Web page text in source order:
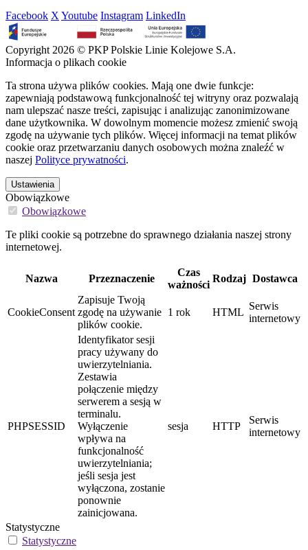
Facebook X Youtube Instagram LinkedIn
Copyright 2026 © PKP Polskie Linie Kolejowe S.A.
Informacja o plikach cookie
Ta strona używa plików cookies. Mają one dwie funkcje:
zapewniają podstawową funkcjonalność tej witryny oraz pozwalają
nam ulepszać nasze treści, zapisując i analizując zanonimizowane
dane użytkownika. W dowolnym momencie możesz zmienić swoją
zgodę na używanie tych plików. Więcej informacji na temat plików
cookie oraz przetwarzaniu danych osobowych można znaleźć w
naszej Polityce prywatności.
Ustawienia
Obowiązkowe
Obowiązkowe
Te pliki cookie są potrzebne do sprawnego działania naszej strony
internetowej.
Nazwa Przeznaczenie
Czas
ważności
Rodzaj Dostawca
CookieConsent
Zapisuje Twoją
zgodę na używanie
plików cookie.
1 rok HTML
Serwis
internetowy
PHPSESSID
Identyfikator sesji
pracy używany do
uwierzytelniania.
Zestawia
połączenie między
serwerem a sesją w
terminalu.
Wyłączenie
wpływa na
funkcjonalność
uwierzytelniania;
jeśli sesja jest
wyłączona, zostanie
ponownie
zainicjowana.
sesja HTTP
Serwis
internetowy
Statystyczne
Statystyczne